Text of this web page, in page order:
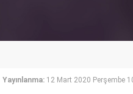
Yayınlanma: 12 Mart 2020 Perşembe